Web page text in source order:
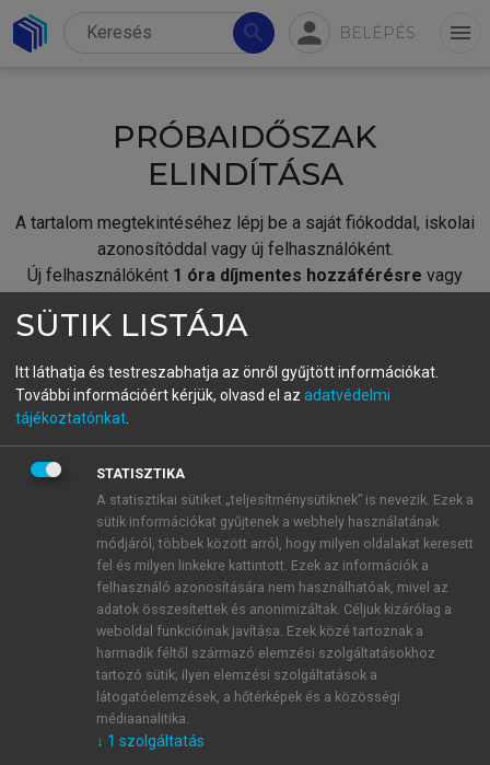
search person BELÉPÉS menu
PRÓBAIDŐSZAK
ELINDÍTÁSA
A tartalom megtekintéséhez lépj be a saját fiókoddal, iskolai
azonosítóddal vagy új felhasználóként.
Új felhasználóként 1 óra díjmentes hozzáférésre vagy
fiókoddal,vagy hozz létre új fiókot.
A regisztráció után apróbaidőszakautomatikusan
BELÉPÉS SAJÁT FIÓKKAL
ÚJ FIÓK LÉTREHOZÁSA
1 óra díjmentes hozzáférés
E-MAIL-CÍM
SÜTIK LISTÁJA
Itt láthatja és testreszabhatja az önről gyűjtött információkat.
További információért kérjük, olvasd el az adatvédelmi
tájékoztatónkat
STATISZTIKA
A statisztikai sütiket „teljesítménysütiknek” is nevezik. Ezek a
sütik információkat gyűjtenek a webhely használatának
módjáról, többek között arról, hogy milyen oldalakat keresett
fel és milyen linkekre kattintott. Ezek az információk a
felhasználó azonosítására nem használhatóak, mivel az
adatok összesítettek és anonimizáltak. Céljuk kizárólag a
weboldal funkcióinak javítása. Ezek közé tartoznak a
harmadik féltől származó elemzési szolgáltatásokhoz
tartozó sütik; ilyen elemzési szolgáltatások a
látogatóelemzések, a hőtérképek és a közösségi
médiaanalitika.
↓ 1 szolgáltatás